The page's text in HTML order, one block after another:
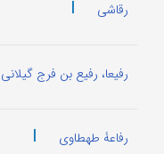
رقاشی |
رفیعا، رفیع بن فرج گیلانی
رفاعۀ طهطاوی |